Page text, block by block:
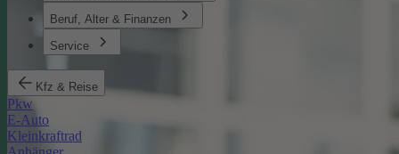
Beruf, Alter & Finanzen
Service
Kfz & Reise
Pkw
E-Auto
Kleinkraftrad